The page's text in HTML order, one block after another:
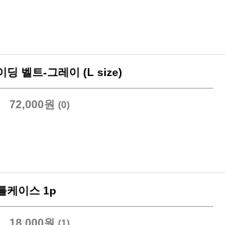
딩 벨트-그레이 (L size)
72,000원 (0)
케이스 1p